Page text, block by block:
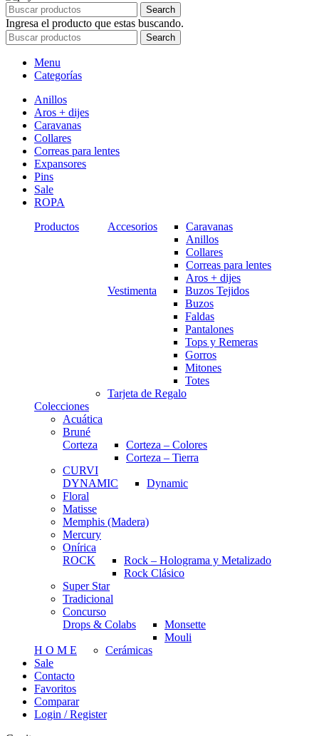
Search
Ingresa el producto que estas buscando.
Search
Menu
Categorías
Anillos
Aros + dijes
Caravanas
Collares
Correas para lentes
Expansores
Pins
Sale
ROPA
Productos
Accesorios
Caravanas
Anillos
Collares
Correas para lentes
Aros + dijes
Vestimenta
Buzos Tejidos
Buzos
Faldas
Pantalones
Tops y Remeras
Gorros
Mitones
Totes
Tarjeta de Regalo
Colecciones
Acuática
Bruné
Corteza
Corteza – Colores
Corteza – Tierra
CURVI
DYNAMIC
Dynamic
Floral
Matisse
Memphis (Madera)
Mercury
Onírica
ROCK
Rock – Holograma y Metalizado
Rock Clásico
Super Star
Tradicional
Concurso
Drops & Colabs
Monsette
Mouli
H O M E
Cerámicas
Sale
Contacto
Favoritos
Comparar
Login / Register